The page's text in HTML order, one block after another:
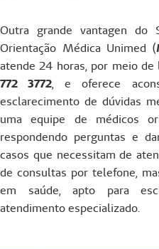
Outra grande vantagen do
Orientação Médica Unimed (
atende 24 horas, por meio
772 3772, e oferece
esclarecimento de dúvidas
uma equipe de médicos
respondendo perguntas e
casos que necessitam de
de consultas por telefone,
em saúde, apto para
atendimento especializado.